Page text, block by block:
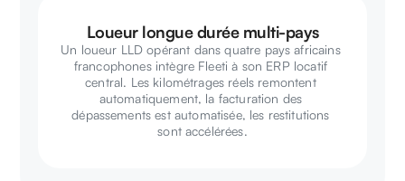
Loueur longue durée multi-pays
Un loueur LLD opérant dans quatre pays africains
francophones intègre Fleeti à son ERP locatif
central. Les kilométrages réels remontent
automatiquement, la facturation des
dépassements est automatisée, les restitutions
sont accélérées.